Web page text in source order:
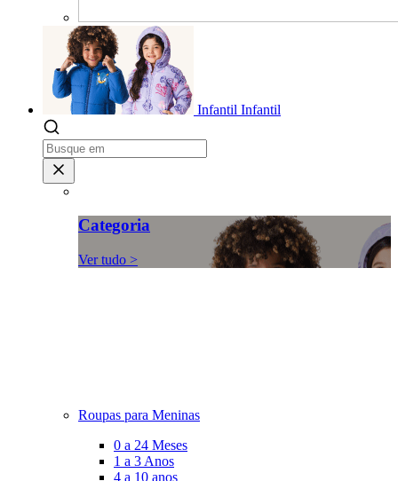
Infantil Infantil
Categoria
Ver tudo >
Roupas para Meninas
0 a 24 Meses
1 a 3 Anos
4 a 10 anos